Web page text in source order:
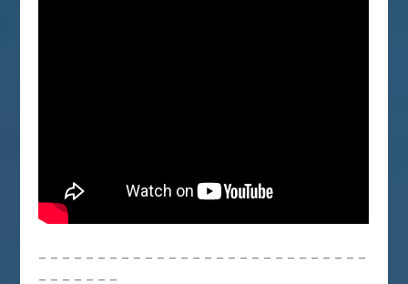
– – – – – – – – – – – – – – – – – – – – – – – – – – – –
– – – – – – –